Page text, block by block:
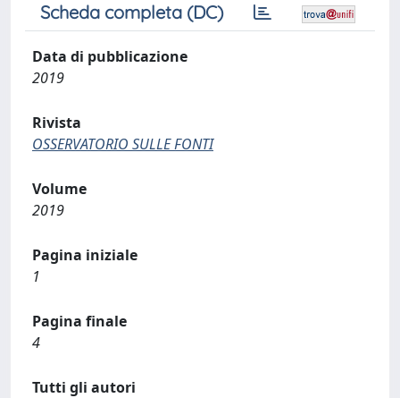
Scheda completa (DC)
Data di pubblicazione
2019
Rivista
OSSERVATORIO SULLE FONTI
Volume
2019
Pagina iniziale
1
Pagina finale
4
Tutti gli autori